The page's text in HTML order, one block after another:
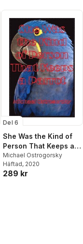
Del 6
She Was the Kind of
Person That Keeps a
Parrot
Michael Ostrogorsky
Häftad, 2020
289 kr